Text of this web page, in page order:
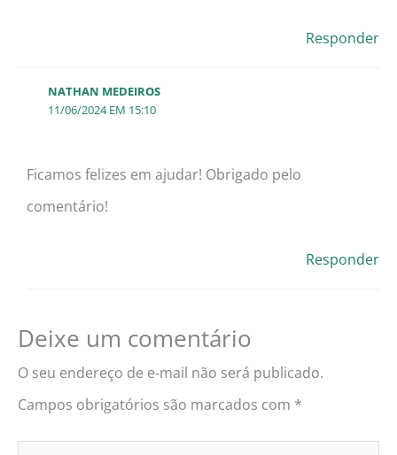
Responder
NATHAN MEDEIROS
11/06/2024 EM 15:10
Ficamos felizes em ajudar! Obrigado pelo
comentário!
Responder
Deixe um comentário
O seu endereço de e-mail não será publicado.
Campos obrigatórios são marcados com *